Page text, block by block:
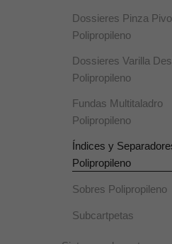
Dossieres Pinza
Polipropileno
Dossieres Varilla
Polipropileno
Fundas Multitaladro
Polipropileno
Índices y
Polipropileno
Sobres Polipropileno
Subcartpetas